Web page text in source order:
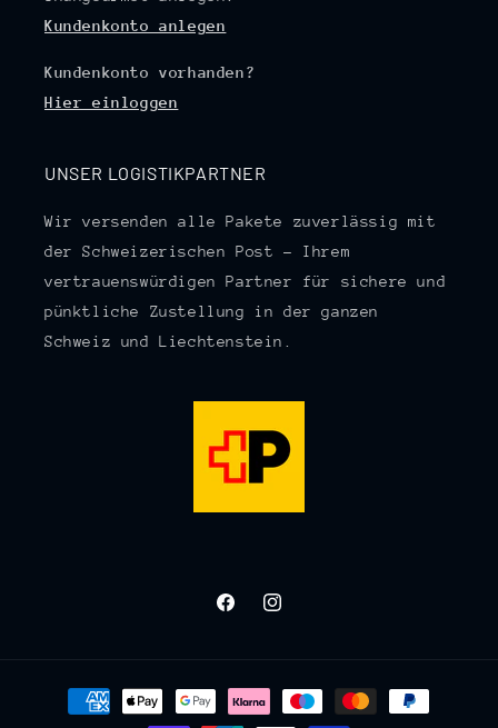
Kundenkonto anlegen
Kundenkonto vorhanden?
Hier einloggen
UNSER LOGISTIKPARTNER
Wir versenden alle Pakete zuverlässig mit
der Schweizerischen Post – Ihrem
vertrauenswürdigen Partner für sichere und
pünktliche Zustellung in der ganzen
Schweiz und Liechtenstein.
FacebookInstagram
Zahlungsmethoden